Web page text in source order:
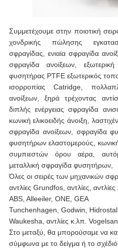
Συμμετέχουμε στην ποιοτική
χονδρικής πώλησης
σφραγίδας, ενιαία σφραγίδα
σφραγίδα ανοίξεων,
φυσητήρας PTFE εξωτερικός
ισορροπίας Catridge,
ανοίξεων, ξηρά τρέχοντας
διπλής ενέργειας σφραγίδα
κωνική ελικοειδής άνοιξη,
σφραγίδα ανοίξεων, σφραγίδα
φυσητήρων ελαστομερούς,
συμπιεστών όρου αέρα,
μεταλλική σφραγίδα φυσητήρων,
Όλες οι σειρές των μηχανικών
αντλίες Grundfos, αντλίες,
ABS, Alleeiler, ΟΝΕ, GEA
Tunchenhagen, Godwin,
Waukesha, αντλίες κ.λπ.
Στο μεταξύ, θα μπορούσαμε να
σύμφωνα με το δείγμα ή το